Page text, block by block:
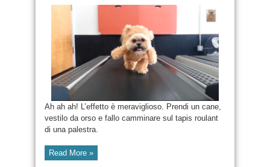
Ah ah ah! L’effetto è meraviglioso. Prendi un cane,
vestilo da orso e fallo camminare sul tapis roulant
di una palestra.
Read More »